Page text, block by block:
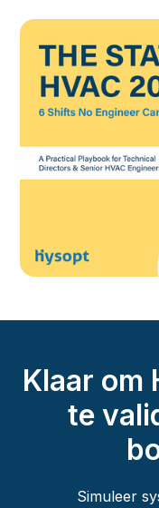
Klaar om
te
Simuleer